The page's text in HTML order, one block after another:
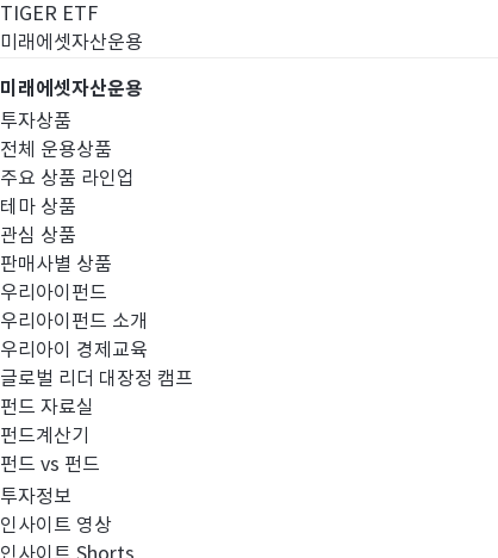
TIGER ETF
미래에셋자산운용
미래에셋자산운용
투자상품
전체 운용상품
주요 상품 라인업
테마 상품
관심 상품
판매사별 상품
우리아이펀드
우리아이펀드 소개
우리아이 경제교육
글로벌 리더 대장정 캠프
펀드 자료실
펀드계산기
펀드 vs 펀드
투자정보
인사이트 영상
고난도금융투자상품